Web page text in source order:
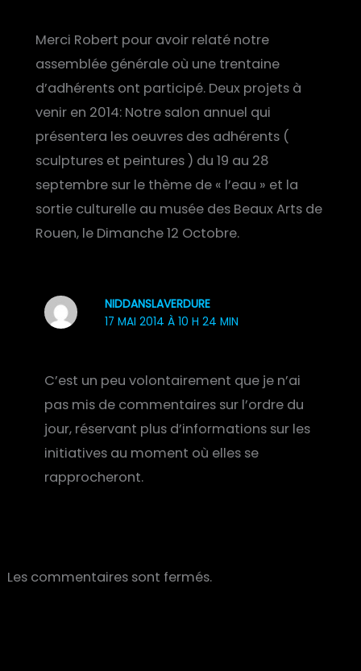
Merci Robert pour avoir relaté notre
assemblée générale où une trentaine
d’adhérents ont participé. Deux projets à
venir en 2014: Notre salon annuel qui
présentera les oeuvres des adhérents (
sculptures et peintures ) du 19 au 28
septembre sur le thème de « l’eau » et la
sortie culturelle au musée des Beaux Arts de
Rouen, le Dimanche 12 Octobre.
NIDDANSLAVERDURE
17 MAI 2014 À 10 H 24 MIN
C’est un peu volontairement que je n’ai
pas mis de commentaires sur l’ordre du
jour, réservant plus d’informations sur les
initiatives au moment où elles se
rapprocheront.
Les commentaires sont fermés.